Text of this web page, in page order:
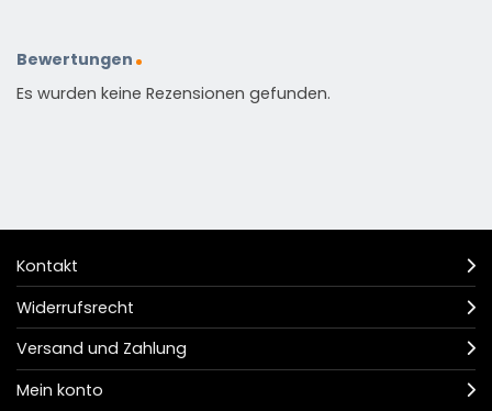
Bewertungen
Es wurden keine Rezensionen gefunden.
Kontakt
Widerrufsrecht
Versand und Zahlung
Mein konto